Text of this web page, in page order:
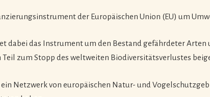
der Europäischen Union (EU) um
dabei das Instrument um den Bestand gefährdeter
zum Stopp des weltweiten Biodiversitätsverlustes
Netzwerk von europäischen Natur- und